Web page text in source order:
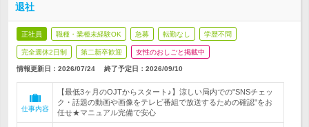
退社
正社員 職種・業種未経験OK 急募 転勤なし 学歴不問
完全週休2日制 第二新卒歓迎 女性のおしごと掲載中
情報更新日：2026/07/24 終了予定日： 2026/09/10
仕事内容
【最低3ヶ月のOJTからスタート♪】涼しい局内での"SNSチェッ
ク・話題の動画や画像をテレビ番組で放送するための確認"をお
任せ★マニュアル完備で安心